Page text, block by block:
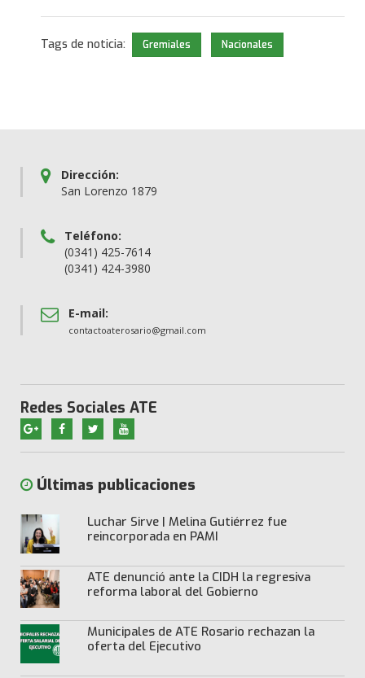
Tags de noticia: Gremiales Nacionales
Dirección:
San Lorenzo 1879
Teléfono:
(0341) 425-7614
(0341) 424-3980
E-mail:
contactoaterosario@gmail.com
Redes Sociales ATE
Últimas publicaciones
Luchar Sirve | Melina Gutiérrez fue
reincorporada en PAMI
ATE denunció ante la CIDH la regresiva
reforma laboral del Gobierno
Municipales de ATE Rosario rechazan la
oferta del Ejecutivo